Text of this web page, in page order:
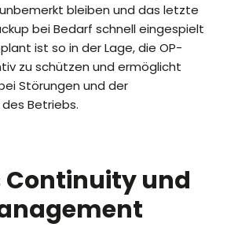
bleiben und das letzte
bei Bedarf schnell eingespielt
ist so in der Lage, die OP-
zu schützen und ermöglicht
Störungen und der
Betriebs.
Continuity und